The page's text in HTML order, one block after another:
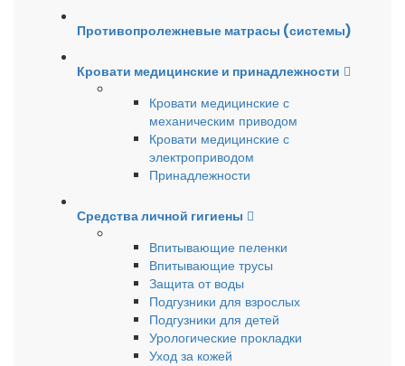
Противопролежневые матрасы (системы)
Кровати медицинские и принадлежности
Кровати медицинские с
механическим приводом
Кровати медицинские с
электроприводом
Принадлежности
Средства личной гигиены
Впитывающие пеленки
Впитывающие трусы
Защита от воды
Подгузники для взрослых
Подгузники для детей
Урологические прокладки
Уход за кожей